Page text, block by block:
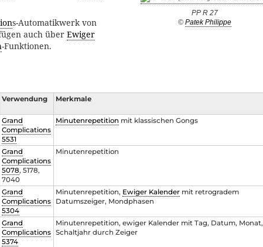
PP R 27
© Patek Philippe
s-Automatikwerk von
auch über Ewiger
-Funktionen.
Verwendung Merkmale
Grand
Complications
5531
Minutenrepetition mit klassischen Gongs
Grand
Complications
5078, 5178,
7040
Minutenrepetition
Grand
Complications
5304
Minutenrepetition, Ewiger Kalender mit retrogradem
Datumszeiger, Mondphasen
Grand
Complications
5374
Minutenrepetition, ewiger Kalender mit Tag, Datum, Monat,
Schaltjahr durch Zeiger